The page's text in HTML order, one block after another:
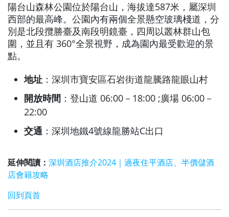
陽台山森林公園位於陽台山，海拔達587米，屬深圳
西部的最高峰。公園內有兩個全景懸空玻璃棧道，分
別是北段攬勝臺及南段明鏡臺，四周以叢林群山包
圍，並且有 360°全景視野，成為園內最受歡迎的景
點。
地址 ：深圳市寶安區石岩街道龍騰路龍眼山村
開放時間 ：登山道 06:00－18:00 ;廣場 06:00－
22:00
交通 ：深圳地鐵4號線龍勝站C出口
延伸閱讀： 深圳酒店推介2024｜過夜住平酒店、半價儲酒
店會籍攻略
回到頁首